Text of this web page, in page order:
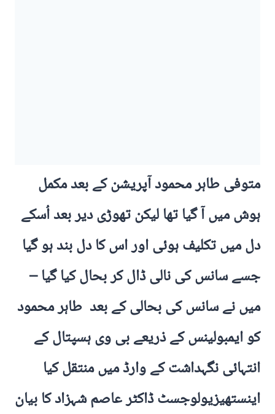
متوفی طاہر محمود آپریشن کے بعد مکمل
ہوش میں آ گیا تھا لیکن تھوڑی دیر بعد اُسکے
دل میں تکلیف ہوئی اور اس کا دل بند ہو گیا
جسے سانس کی نالی ڈال کر بحال کیا گیا –
میں نے سانس کی بحالی کے بعد طاہر محمود
کو ایمبولینس کے ذریعے بی وی ہسپتال کے
انتہائی نگہداشت کے وارڈ میں منتقل کیا
اینستھیزیولوجسٹ ڈاکٹر عاصم شہزاد کا بیان